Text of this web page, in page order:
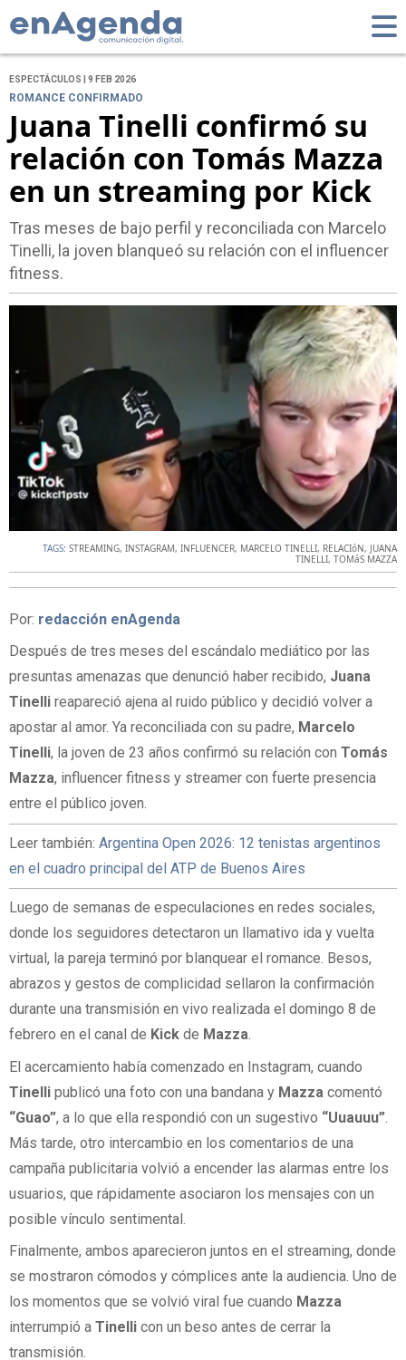
ESPECTÁCULOS | 9 FEB 2026
ROMANCE CONFIRMADO
Juana Tinelli confirmó su
relación con Tomás Mazza
en un streaming por Kick
Tras meses de bajo perfil y reconciliada con Marcelo
Tinelli, la joven blanqueó su relación con el influencer
fitness.
TAGS: STREAMING, INSTAGRAM, INFLUENCER, MARCELO TINELLI, RELACIóN, JUANA
TINELLI, TOMáS MAZZA
Por: redacción enAgenda
Después de tres meses del escándalo mediático por las
presuntas amenazas que denunció haber recibido, Juana
Tinelli reapareció ajena al ruido público y decidió volver a
apostar al amor. Ya reconciliada con su padre, Marcelo
Tinelli, la joven de 23 años confirmó su relación con Tomás
Mazza, influencer fitness y streamer con fuerte presencia
entre el público joven.
Leer también: Argentina Open 2026: 12 tenistas argentinos
en el cuadro principal del ATP de Buenos Aires
Luego de semanas de especulaciones en redes sociales,
donde los seguidores detectaron un llamativo ida y vuelta
virtual, la pareja terminó por blanquear el romance. Besos,
abrazos y gestos de complicidad sellaron la confirmación
durante una transmisión en vivo realizada el domingo 8 de
febrero en el canal de Kick de Mazza.
El acercamiento había comenzado en Instagram, cuando
Tinelli publicó una foto con una bandana y Mazza comentó
“Guao”, a lo que ella respondió con un sugestivo “Uuauuu”
Más tarde, otro intercambio en los comentarios de una
campaña publicitaria volvió a encender las alarmas entre los
usuarios, que rápidamente asociaron los mensajes con un
posible vínculo sentimental.
Finalmente, ambos aparecieron juntos en el streaming, donde
se mostraron cómodos y cómplices ante la audiencia. Uno de
los momentos que se volvió viral fue cuando Mazza
interrumpió a Tinelli con un beso antes de cerrar la
transmisión.